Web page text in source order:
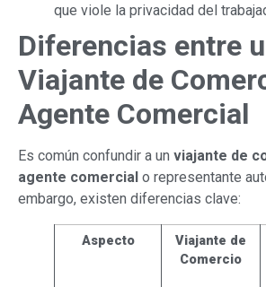
que viole la privacidad del
Diferencias entre
Viajante de
Agente Comercial
Es común confundir a un viajante de
agente comercial o representante
embargo, existen diferencias clave:
Aspecto
Viajante de
Comercio